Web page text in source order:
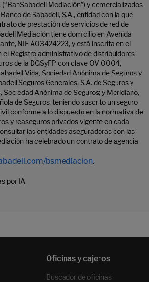
(“BanSabadell Mediación”) y comercializados
de Sabadell, S.A., entidad con la que
de prestación de servicios de red de
Mediación tiene domicilio en Avenida
NIF A03424223, y está inscrita en el
el Registro administrativo de distribuidores
de la DGSyFP con clave OV-0004,
Vida, Sociedad Anónima de Seguros y
Seguros Generales, S.A. de Seguros y
Sociedad Anónima de Seguros; y Meridiano,
de Seguros, teniendo suscrito un seguro
conforme a lo dispuesto en la normativa de
y reaseguros privados vigente en cada
las entidades aseguradoras con las
ha celebrado un contrato de agencia
bsmediacion.
por IA
Buscador de oficinas